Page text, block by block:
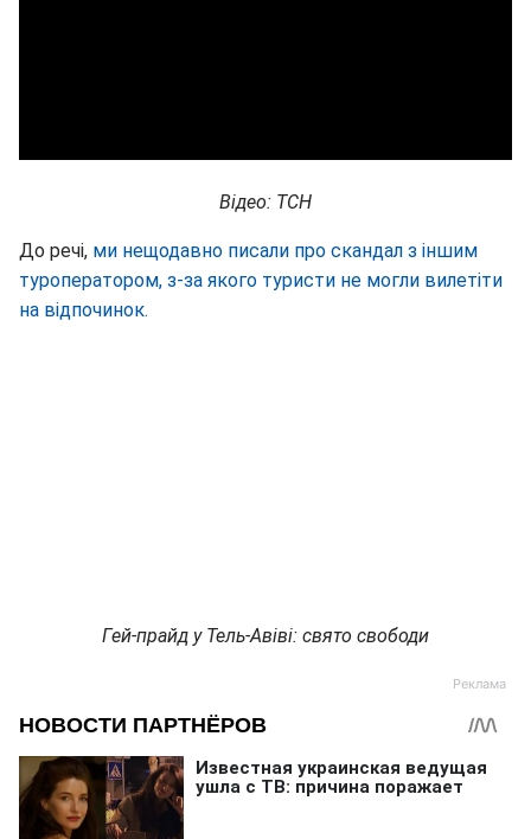
Відео: ТСН
До речі, ми нещодавно писали про скандал з іншим
туроператором, з-за якого туристи не могли вилетіти
на відпочинок.
Гей-прайд у Тель-Авіві: свято свободи